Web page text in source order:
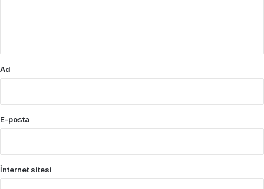
Ad
E-posta
İnternet sitesi